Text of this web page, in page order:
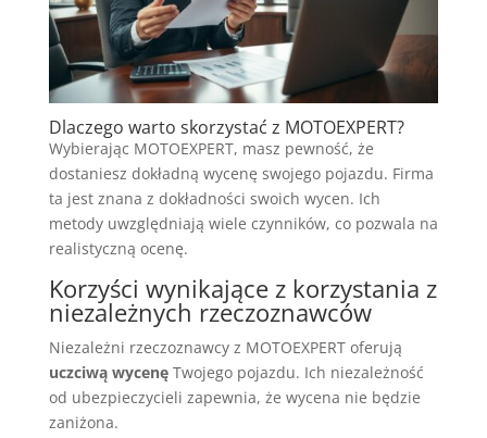
Dlaczego warto skorzystać z MOTOEXPERT?
Wybierając MOTOEXPERT, masz pewność, że
dostaniesz dokładną wycenę swojego pojazdu. Firma
ta jest znana z dokładności swoich wycen. Ich
metody uwzględniają wiele czynników, co pozwala na
realistyczną ocenę.
Korzyści wynikające z korzystania z
niezależnych rzeczoznawców
Niezależni rzeczoznawcy z MOTOEXPERT oferują
uczciwą wycenęTwojego pojazdu. Ich niezależność
od ubezpieczycieli zapewnia, że wycena nie będzie
zaniżona.